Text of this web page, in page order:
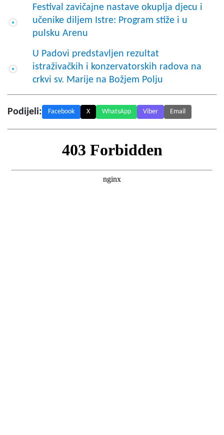
Festival zavičajne nastave okuplja djecu i
učenike diljem Istre: Program stiže i u
pulsku Arenu
U Padovi predstavljen rezultat
istraživačkih i konzervatorskih radova na
crkvi sv. Marije na Božjem Polju
Podijeli: Facebook X WhatsApp Viber Email